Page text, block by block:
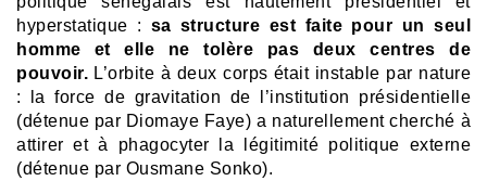
hyperstatique : sa structure est faite pour un seul
homme et elle ne tolère pas deux centres de
pouvoir. L’orbite à deux corps était instable par nature
: la force de gravitation de l’institution présidentielle
(détenue par Diomaye Faye) a naturellement cherché à
attirer et à phagocyter la légitimité politique externe
(détenue par Ousmane Sonko).